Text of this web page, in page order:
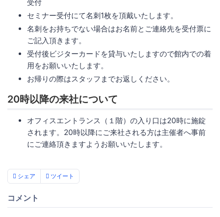
受付
セミナー受付にて名刺1枚を頂戴いたします。
名刺をお持ちでない場合はお名前とご連絡先を受付票に
ご記入頂きます。
受付後ビジターカードを貸与いたしますので館内での着
用をお願いいたします。
お帰りの際はスタッフまでお返しください。
20時以降の来社について
オフィスエントランス（１階）の入り口は20時に施錠
されます。20時以降にご来社される方は主催者へ事前
にご連絡頂きますようお願いいたします。
シェア ツイート
コメント